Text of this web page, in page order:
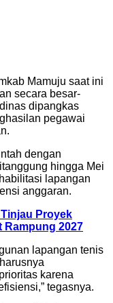
Mamuju saat ini
secara besar-
dipangkas
pegawai
dengan
hingga Mei
lapangan
anggaran.
Proyek
Rampung 2027
lapangan tenis
karena
tegasnya.